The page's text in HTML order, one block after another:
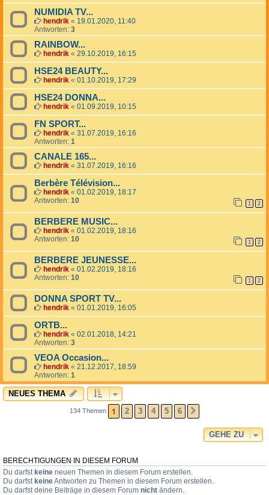
NUMIDIA TV...
hendrik « 19.01.2020, 11:40
Antworten: 3
RAINBOW...
hendrik « 29.10.2019, 16:15
HSE24 BEAUTY...
hendrik « 01.10.2019, 17:29
HSE24 DONNA...
hendrik « 01.09.2019, 10:15
FN SPORT...
hendrik « 31.07.2019, 16:16
Antworten: 1
CANALE 165...
hendrik « 31.07.2019, 16:16
Berbère Télévision...
hendrik « 01.02.2019, 18:17
Antworten: 10 1 2
BERBERE MUSIC...
hendrik « 01.02.2019, 18:16
Antworten: 10 1 2
BERBERE JEUNESSE...
hendrik « 01.02.2019, 18:16
Antworten: 10 1 2
DONNA SPORT TV...
hendrik « 01.01.2019, 16:05
ORTB...
hendrik « 02.01.2018, 14:21
Antworten: 3
VEOA Occasion...
hendrik « 21.12.2017, 18:59
Antworten: 1
NEUES THEMA
134 Themen 1 2 3 4 5 6
GEHE ZU
BERECHTIGUNGEN IN DIESEM FORUM
Du darfst keine neuen Themen in diesem Forum erstellen.
Du darfst keineAntworten zu Themen in diesem Forum erstellen.
Du darfst deine Beiträge in diesem Forum nicht ändern.